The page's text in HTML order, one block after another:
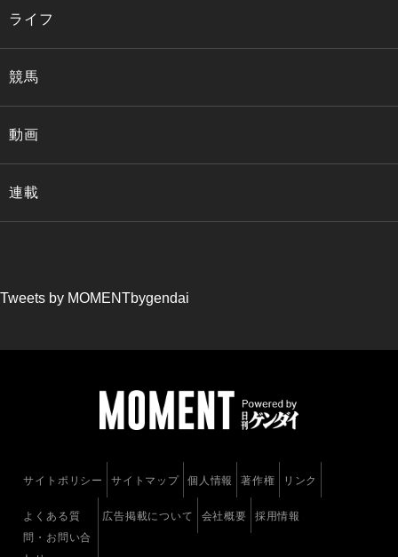
ライフ
競馬
動画
連載
Tweets by MOMENTbygendai
サイトポリシー サイトマップ 個人情報 著作権 リンク
よくある質
問・お問い合
広告掲載について 会社概要 採用情報